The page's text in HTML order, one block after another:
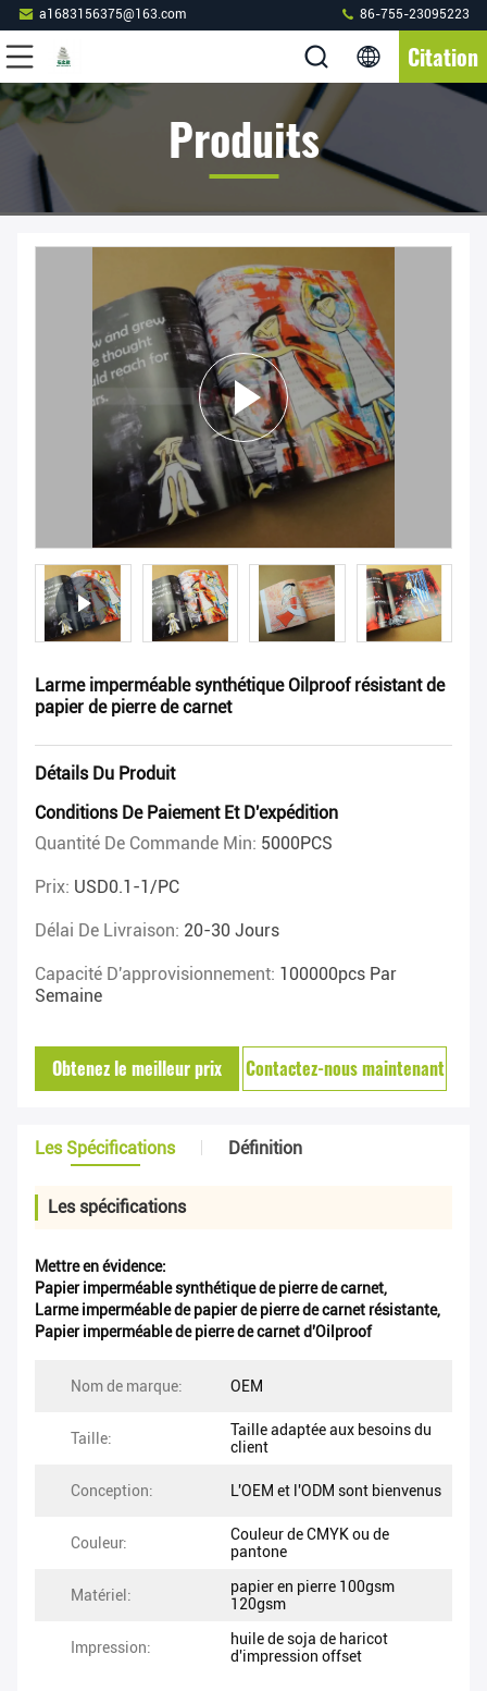
a1683156375@163.com 86-755-23095223
Citation
Produits
Larme imperméable synthétique Oilproof résistant de
papier de pierre de carnet
Détails Du Produit
Conditions De Paiement Et D'expédition
Quantité De Commande Min: 5000PCS
Prix: USD0.1-1/PC
Délai De Livraison: 20-30 Jours
Capacité D'approvisionnement: 100000pcs Par
Semaine
Obtenez le meilleur prix Contactez-nous maintenant
Les Spécifications Définition
Les spécifications
Mettre en évidence:
Papier imperméable synthétique de pierre de carnet,
Larme imperméable de papier de pierre de carnet résistante,
Papier imperméable de pierre de carnet d'Oilproof
Nom de marque: OEM
Taille:
Taille adaptée aux besoins du
client
Conception: L'OEM et l'ODM sont bienvenus
Couleur:
Couleur de CMYK ou de
pantone
Matériel:
papier en pierre 100gsm
120gsm
Impression:
huile de soja de haricot
d'impression offset